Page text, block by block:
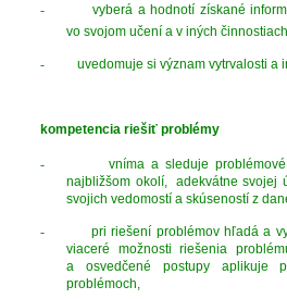
-vyberá a hodnotí získané
vo svojom učení a v iných
-uvedomuje si význam vytrvalosti a
kompetenciariešiť problémy
-vníma a sleduje
najbližšom okolí, adekvátne svojej
svojich vedomostí a skúseností z
-pri riešení problémov hľadá a
viaceré možnosti riešenia
a osvedčené postupy aplikuje
problémoch,